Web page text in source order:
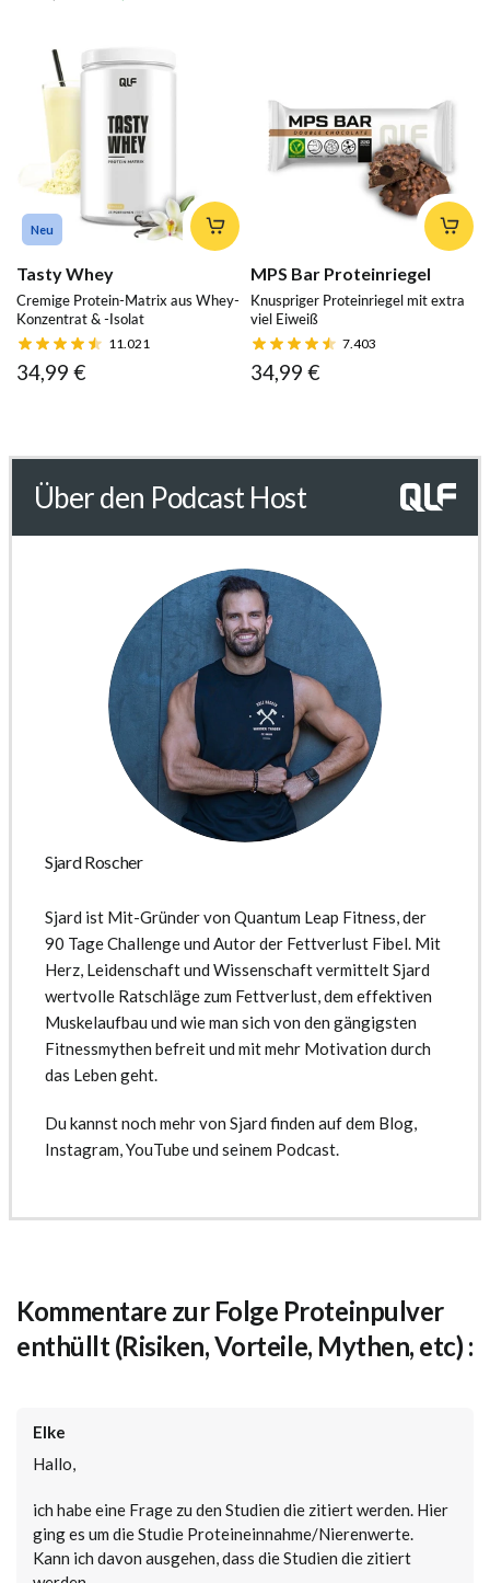
Neu
Tasty Whey
Cremige Protein-Matrix aus Whey-
Konzentrat & -Isolat
11.021
34,99 €
MPS Bar Proteinriegel
Knuspriger Proteinriegel mit extra
viel Eiweiß
7.403
34,99 €
Über den Podcast Host
Sjard Roscher
Sjard ist Mit-Gründer von Quantum Leap Fitness, der
90 Tage Challenge und Autor der Fettverlust Fibel. Mit
Herz, Leidenschaft und Wissenschaft vermittelt Sjard
wertvolle Ratschläge zum Fettverlust, dem effektiven
Muskelaufbau und wie man sich von den gängigsten
Fitnessmythen befreit und mit mehr Motivation durch
das Leben geht.
Du kannst noch mehr von Sjard finden auf dem Blog,
Instagram, YouTube und seinem Podcast.
Kommentare zur Folge Proteinpulver
enthüllt (Risiken, Vorteile, Mythen, etc) :
Elke
Hallo,
ich habe eine Frage zu den Studien die zitiert werden. Hier
ging es um die Studie Proteineinnahme/Nierenwerte.
Kann ich davon ausgehen, dass die Studien die zitiert